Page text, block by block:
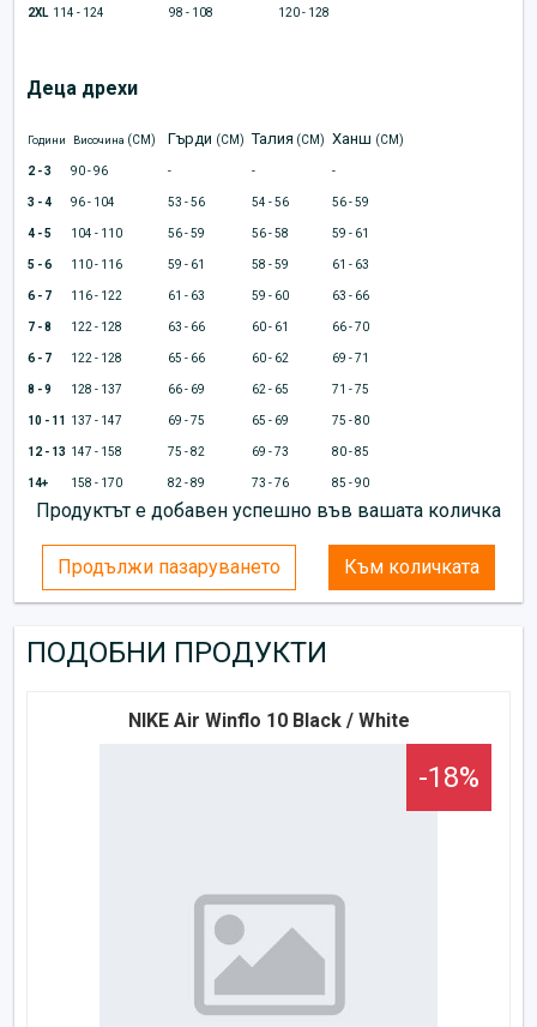
2XL 114 - 124 98 - 108 120 - 128
Деца дрехи
Години Височина (CM) Гърди (CM) Талия (CM) Ханш (CM)
2 - 3 90 - 96 - - -
3 - 4 96 - 104 53 - 56 54 - 56 56 - 59
4 - 5 104 - 110 56 - 59 56 - 58 59 - 61
5 - 6 110 - 116 59 - 61 58 - 59 61 - 63
6 - 7 116 - 122 61 - 63 59 - 60 63 - 66
7 - 8 122 - 128 63 - 66 60 - 61 66 - 70
6 - 7 122 - 128 65 - 66 60 - 62 69 - 71
8 - 9 128 - 137 66 - 69 62 - 65 71 - 75
10 - 11 137 - 147 69 - 75 65 - 69 75 - 80
12 - 13 147 - 158 75 - 82 69 - 73 80 - 85
14+ 158 - 170 82 - 89 73 - 76 85 - 90
Продуктът е добавен успешно във вашата количка
Продължи пазаруването Към количката
ПОДОБНИ ПРОДУКТИ
NIKE Air Winflo 10 Black / White
-18%